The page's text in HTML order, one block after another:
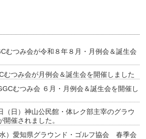
むつみ会が令和８年８月・月例会＆誕生会
むつみ会が月例会＆誕生会を開催しました
むつみ会 ６月・月例会＆誕生会を開催し
（日）神山公民館・体レク部主宰のグラウ
開催されました。
）愛知県グラウンド・ゴルフ協会 春季会